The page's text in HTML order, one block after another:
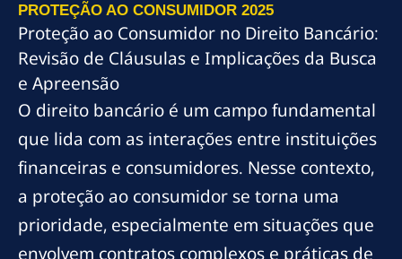
PROTEÇÃO AO CONSUMIDOR 2025
Proteção ao Consumidor no Direito Bancário:
Revisão de Cláusulas e Implicações da Busca
e Apreensão
O direito bancário é um campo fundamental
que lida com as interações entre instituições
financeiras e consumidores. Nesse contexto,
a proteção ao consumidor se torna uma
prioridade, especialmente em situações que
envolvem contratos complexos e práticas de